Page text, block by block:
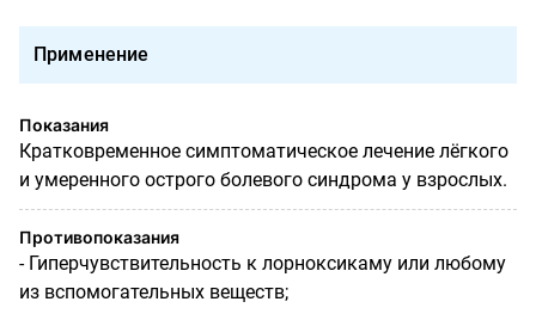
Применение
Показания
Кратковременное симптоматическое лечение лёгкого
и умеренного острого болевого синдрома у взрослых.
Противопоказания
- Гиперчувствительность к лорноксикаму или любому
из вспомогательных веществ;